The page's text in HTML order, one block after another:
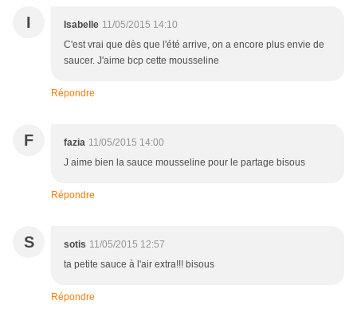
I Isabelle 11/05/2015 14:10
C'est vrai que dès que l'été arrive, on a encore plus envie de
saucer. J'aime bcp cette mousseline
Répondre
F fazia 11/05/2015 14:00
J aime bien la sauce mousseline pour le partage bisous
Répondre
S sotis 11/05/2015 12:57
ta petite sauce à l'air extra!!! bisous
Répondre